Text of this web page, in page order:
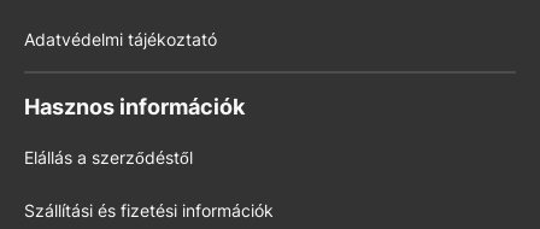
Adatvédelmi tájékoztató
Hasznos információk
Elállás a szerződéstől
Szállítási és fizetési információk